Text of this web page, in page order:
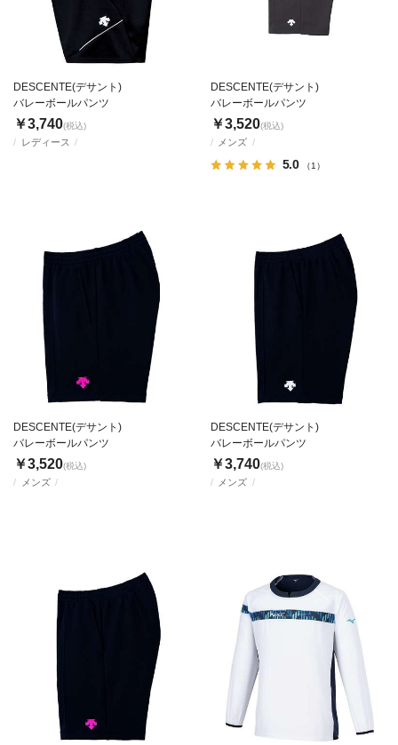
レディース
DESCENTE(デサント)
バレーボールパンツ
￥3,740(税込)
メンズ
5.0 （1）
DESCENTE(デサント)
バレーボールパンツ
￥3,520(税込)
メンズ
DESCENTE(デサント)
バレーボールパンツ
￥3,520(税込)
メンズ
DESCENTE(デサント)
バレーボールパンツ
￥3,740(税込)